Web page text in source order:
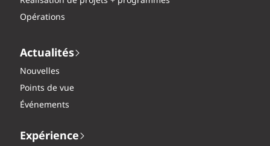
Opérations
Actualités
Nouvelles
Points de vue
Événements
Expérience